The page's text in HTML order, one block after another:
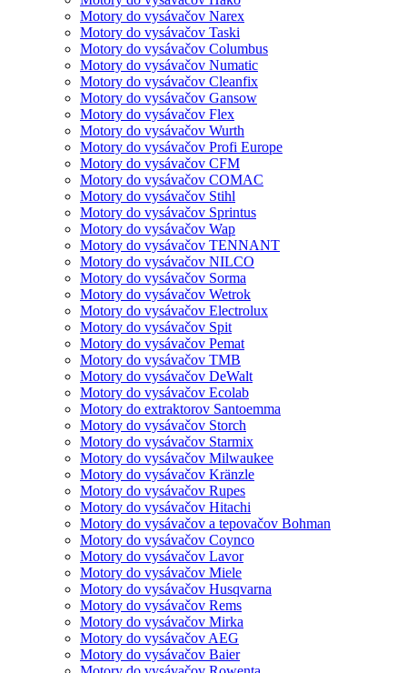
Motory do vysávačov Narex
Motory do vysávačov Taski
Motory do vysávačov Columbus
Motory do vysávačov Numatic
Motory do vysávačov Cleanfix
Motory do vysávačov Gansow
Motory do vysávačov Flex
Motory do vysávačov Wurth
Motory do vysávačov Profi Europe
Motory do vysávačov CFM
Motory do vysávačov COMAC
Motory do vysávačov Stihl
Motory do vysávačov Sprintus
Motory do vysávačov Wap
Motory do vysávačov TENNANT
Motory do vysávačov NILCO
Motory do vysávačov Sorma
Motory do vysávačov Wetrok
Motory do vysávačov Electrolux
Motory do vysávačov Spit
Motory do vysávačov Pemat
Motory do vysávačov TMB
Motory do vysávačov DeWalt
Motory do vysávačov Ecolab
Motory do extraktorov Santoemma
Motory do vysávačov Storch
Motory do vysávačov Starmix
Motory do vysávačov Milwaukee
Motory do vysávačov Kränzle
Motory do vysávačov Rupes
Motory do vysávačov Hitachi
Motory do vysávačov a tepovačov Bohman
Motory do vysávačov Coynco
Motory do vysávačov Lavor
Motory do vysávačov Miele
Motory do vysávačov Husqvarna
Motory do vysávačov Rems
Motory do vysávačov Mirka
Motory do vysávačov AEG
Motory do vysávačov Baier